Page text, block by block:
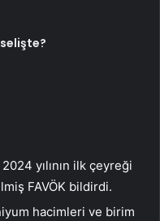
yılının ilk çeyreği
FAVÖK bildirdi.
hacimleri ve birim